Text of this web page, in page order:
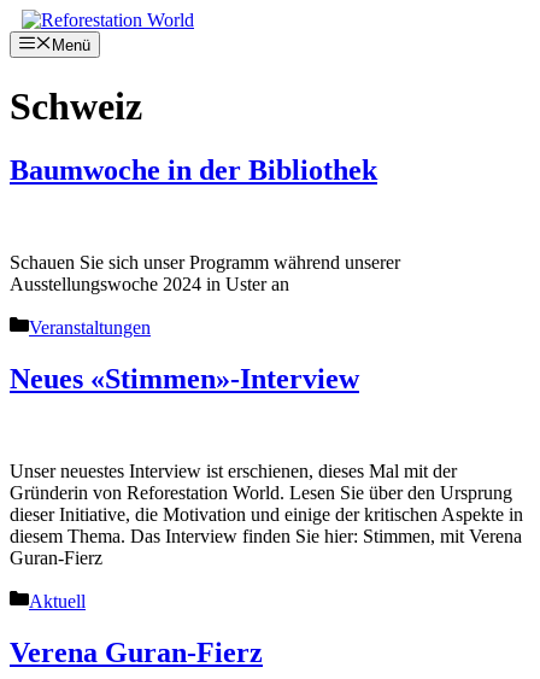
Springe
zum
Inhalt
Menü
Schweiz
Baumwoche in der Bibliothek
Schauen Sie sich unser Programm während unserer
Ausstellungswoche 2024 in Uster an
Kategorien
Veranstaltungen
Neues «Stimmen»-Interview
Unser neuestes Interview ist erschienen, dieses Mal mit der
Gründerin von Reforestation World. Lesen Sie über den Ursprung
dieser Initiative, die Motivation und einige der kritischen Aspekte in
diesem Thema. Das Interview finden Sie hier: Stimmen, mit Verena
Guran-Fierz
Kategorien
Aktuell
Verena Guran-Fierz